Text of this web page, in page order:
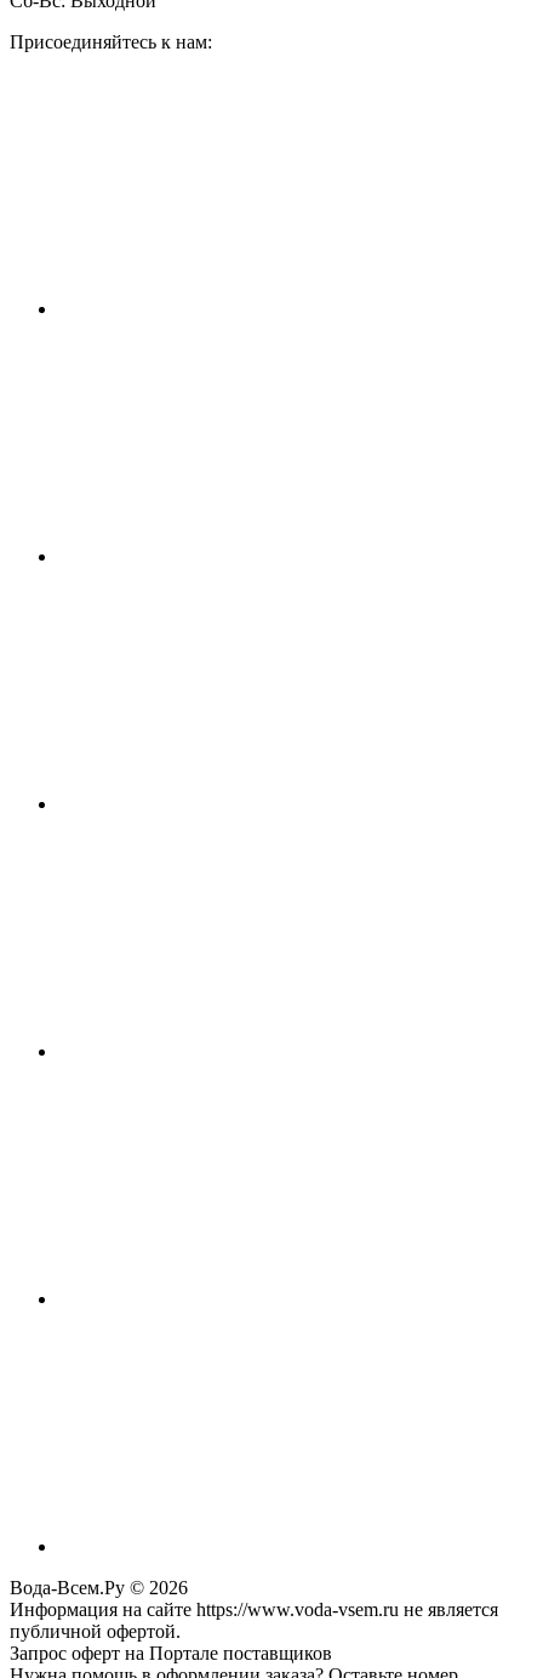
Присоединяйтесь к нам:
Вода-Всем.Ру © 2026
Информация на сайте https://www.voda-vsem.ru не является
публичной офертой.
Запрос оферт на Портале поставщиков